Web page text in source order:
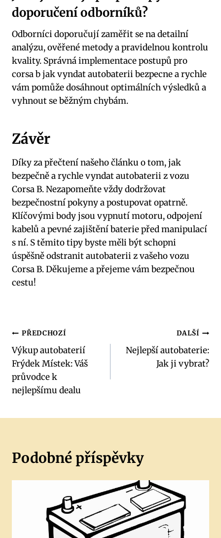
doporučení odborníků?
Odborníci doporučují zaměřit se na detailní
analýzu, ověřené metody a pravidelnou kontrolu
kvality. Správná implementace postupů pro
corsa b jak vyndat autobaterii bezpecne a rychle
vám pomůže dosáhnout optimálních výsledků a
vyhnout se běžným chybám.
Závěr
Díky za přečtení našeho článku o tom, jak
bezpečně a rychle vyndat autobaterii z vozu
Corsa B. Nezapomeňte vždy dodržovat
bezpečnostní pokyny a postupovat opatrně.
Klíčovými body jsou vypnutí motoru, odpojení
kabelů a pevné zajištění baterie před manipulací
s ní. S těmito tipy byste měli být schopni
úspěšně odstranit autobaterii z vašeho vozu
Corsa B. Děkujeme a přejeme vám bezpečnou
cestu!
Navigace
pro
příspěvek
PŘEDCHOZÍ
Výkup autobaterií
Frýdek Místek: Váš
průvodce k
nejlepšímu dealu
DALŠÍ
Nejlepší autobaterie:
Jak ji vybrat?
Podobné příspěvky